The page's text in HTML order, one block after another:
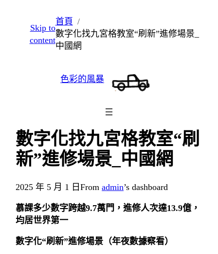
Skip to
content
首頁
數字化找九宮格教室“刷新”進修場景_
中國網
色彩的風暴
數字化找九宮格教室“刷
新”進修場景_中國網
2025 年 5 月 1 日 From admin’s dashboard
慕課多少數字跨越9.7萬門，進修人次達13.9億，
均居世界第一
數字化“刷新”進修場景（年夜數據察看）